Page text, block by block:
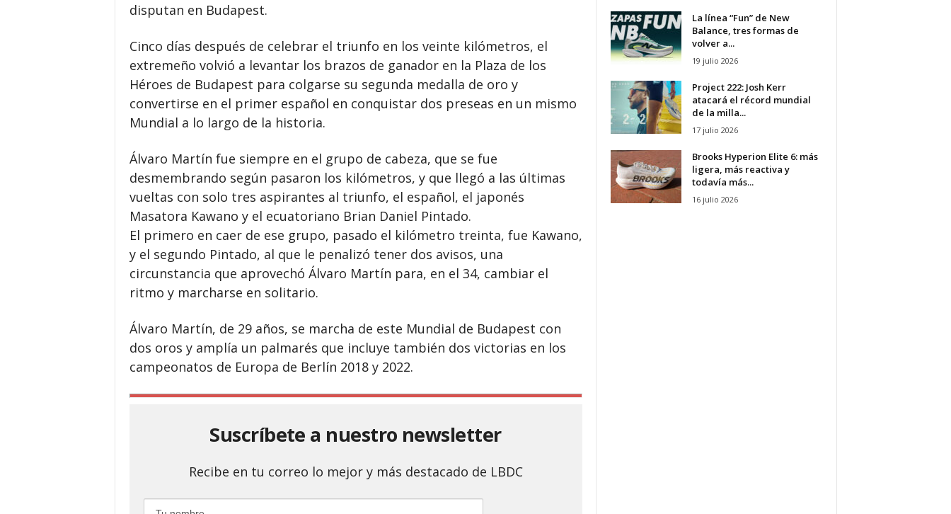
disputan en Budapest.
Cinco días después de celebrar el triunfo en los veinte kilómetros, el
extremeño volvió a levantar los brazos de ganador en la Plaza de los
Héroes de Budapest para colgarse su segunda medalla de oro y
convertirse en el primer español en conquistar dos preseas en un mismo
Mundial a lo largo de la historia.
Álvaro Martín fue siempre en el grupo de cabeza, que se fue
desmembrando según pasaron los kilómetros, y que llegó a las últimas
vueltas con solo tres aspirantes al triunfo, el español, el japonés
Masatora Kawano y el ecuatoriano Brian Daniel Pintado.
El primero en caer de ese grupo, pasado el kilómetro treinta, fue Kawano,
y el segundo Pintado, al que le penalizó tener dos avisos, una
circunstancia que aprovechó Álvaro Martín para, en el 34, cambiar el
ritmo y marcharse en solitario.
Álvaro Martín, de 29 años, se marcha de este Mundial de Budapest con
dos oros y amplía un palmarés que incluye también dos victorias en los
campeonatos de Europa de Berlín 2018 y 2022.
Suscríbete a nuestro newsletter
Recibe en tu correo lo mejor y más destacado de LBDC
La línea “Fun” de New
Balance, tres formas de
volver a...
19 julio 2026
Project 222: Josh Kerr
atacará el récord mundial
de la milla...
17 julio 2026
Brooks Hyperion Elite 6: más
ligera, más reactiva y
todavía más...
16 julio 2026